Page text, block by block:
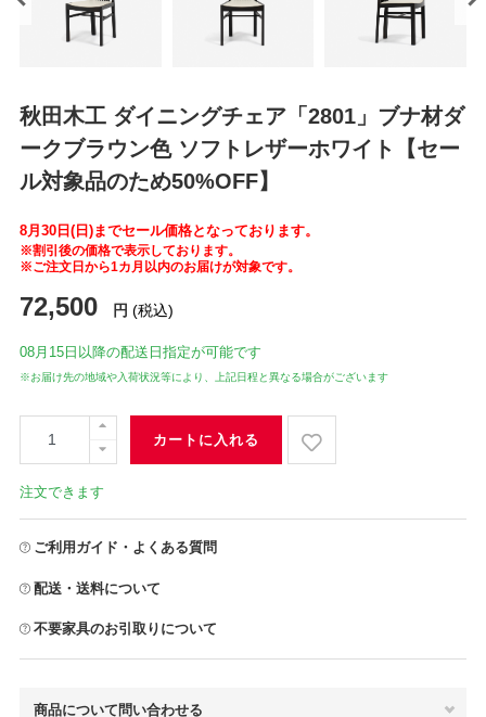
秋田木工 ダイニングチェア「2801」ブナ材ダ
ークブラウン色 ソフトレザーホワイト【セー
ル対象品のため50%OFF】
8月30日(日)までセール価格となっております。
※割引後の価格で表示しております。
※ご注文日から1カ月以内のお届けが対象です。
72,500 円 (税込)
08月15日 以降の配送日指定が可能です
※お届け先の地域や入荷状況等により、上記日程と異なる場合がございます
カートに入れる
注文できます
ご利用ガイド・よくある質問
配送・送料について
不要家具のお引取りについて
商品について問い合わせる